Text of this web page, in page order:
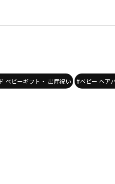
ベビーギフト・ 出産祝い #ベビー ヘア